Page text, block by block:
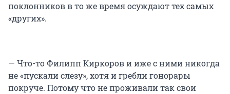
поклонников в то же время осуждают тех самых
«других».
— Что-то Филипп Киркоров и иже с ними никогда
не «пускали слезу», хотя и гребли гонорары
покруче. Потому что не проживали так свои